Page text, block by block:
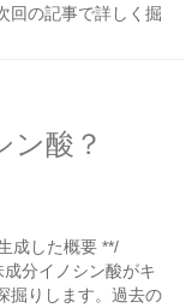
回の記事で詳しく掘
ン酸？
成した概要 **/
分イノシン酸がキ
掘りします。過去の